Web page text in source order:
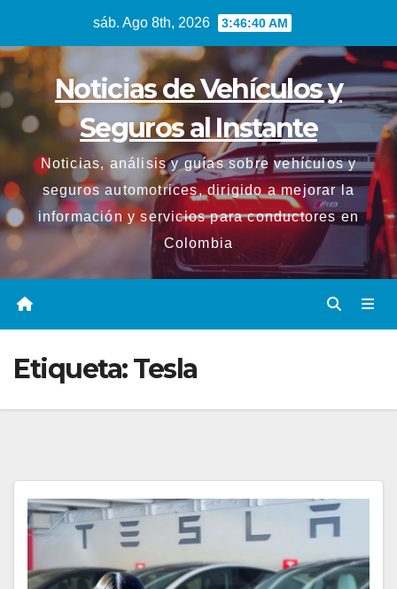
contenido
sáb. Ago 8th, 2026 3:46:40 AM
Noticias de Vehículos y
Seguros al Instante
Noticias, análisis y guías sobre vehículos y
seguros automotrices, dirigido a mejorar la
información y servicios para conductores en
Colombia
Etiqueta:Tesla